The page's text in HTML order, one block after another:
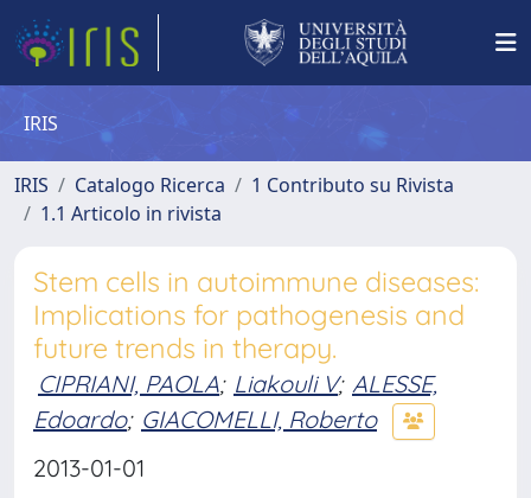
IRIS
IRIS Catalogo Ricerca
1 Contributo su Rivista
1.1 Articolo in rivista
Stem cells in autoimmune diseases:
Implications for pathogenesis and
future trends in therapy.
CIPRIANI, PAOLA; Liakouli V; ALESSE,
Edoardo; GIACOMELLI, Roberto
2013-01-01